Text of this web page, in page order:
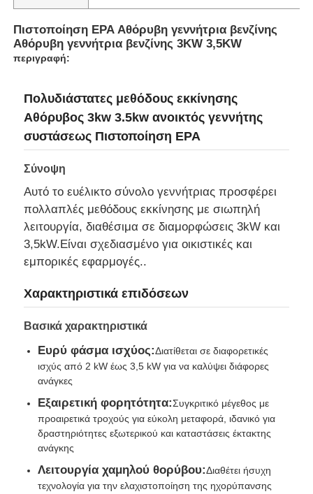
Προϊόντα
Σχετικά με εμάς
Ξενάγηση στο Εργοστάσιο
Ποιοτικός έλεγχος
Επικοινωνήστε μαζί μας
Υποθέσεις
σιωπηλό σύνολο γεννητριών diesel
Σετ γεννήτριας ντίζελ
σύνολο γεννήτριας βενζίνης
Πιστοποίηση EPA Αθόρυβη γεννήτρια βενζίνης
Αθόρυβη γεννήτρια βενζίνης 3KW 3,5KW
περιγραφή:
Πολυδιάστατες μεθόδους εκκίνησης
Αθόρυβος 3kw 3.5kw ανοικτός γεννήτης
συστάσεως Πιστοποίηση EPA
Σύνοψη
Αυτό το ευέλικτο σύνολο γεννήτριας προσφέρει
πολλαπλές μεθόδους εκκίνησης με σιωπηλή
λειτουργία, διαθέσιμα σε διαμορφώσεις 3kW και
3,5kW.Είναι σχεδιασμένο για οικιστικές και
εμπορικές εφαρμογές..
Χαρακτηριστικά επιδόσεων
Βασικά χαρακτηριστικά
Ευρύ φάσμα ισχύος:Διατίθεται σε διαφορετικές
ισχύς από 2 kW έως 3,5 kW για να καλύψει διάφορες
ανάγκες
Εξαιρετική φορητότητα:Συγκριτικό μέγεθος με
προαιρετικά τροχούς για εύκολη μεταφορά, ιδανικό για
δραστηριότητες εξωτερικού και καταστάσεις έκτακτης
ανάγκης
Λειτουργία χαμηλού θορύβου:Διαθέτει ήσυχη
τεχνολογία για την ελαχιστοποίηση της ηχορύπανσης